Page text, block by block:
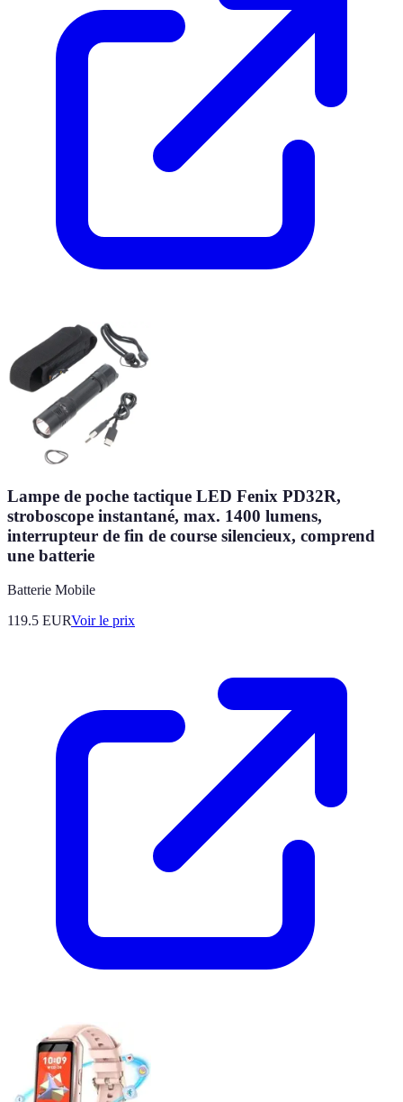
Lampe de poche tactique LED Fenix PD32R,
stroboscope instantané, max. 1400 lumens,
interrupteur de fin de course silencieux, comprend
une batterie
Batterie Mobile
119.5 EURVoir le prix